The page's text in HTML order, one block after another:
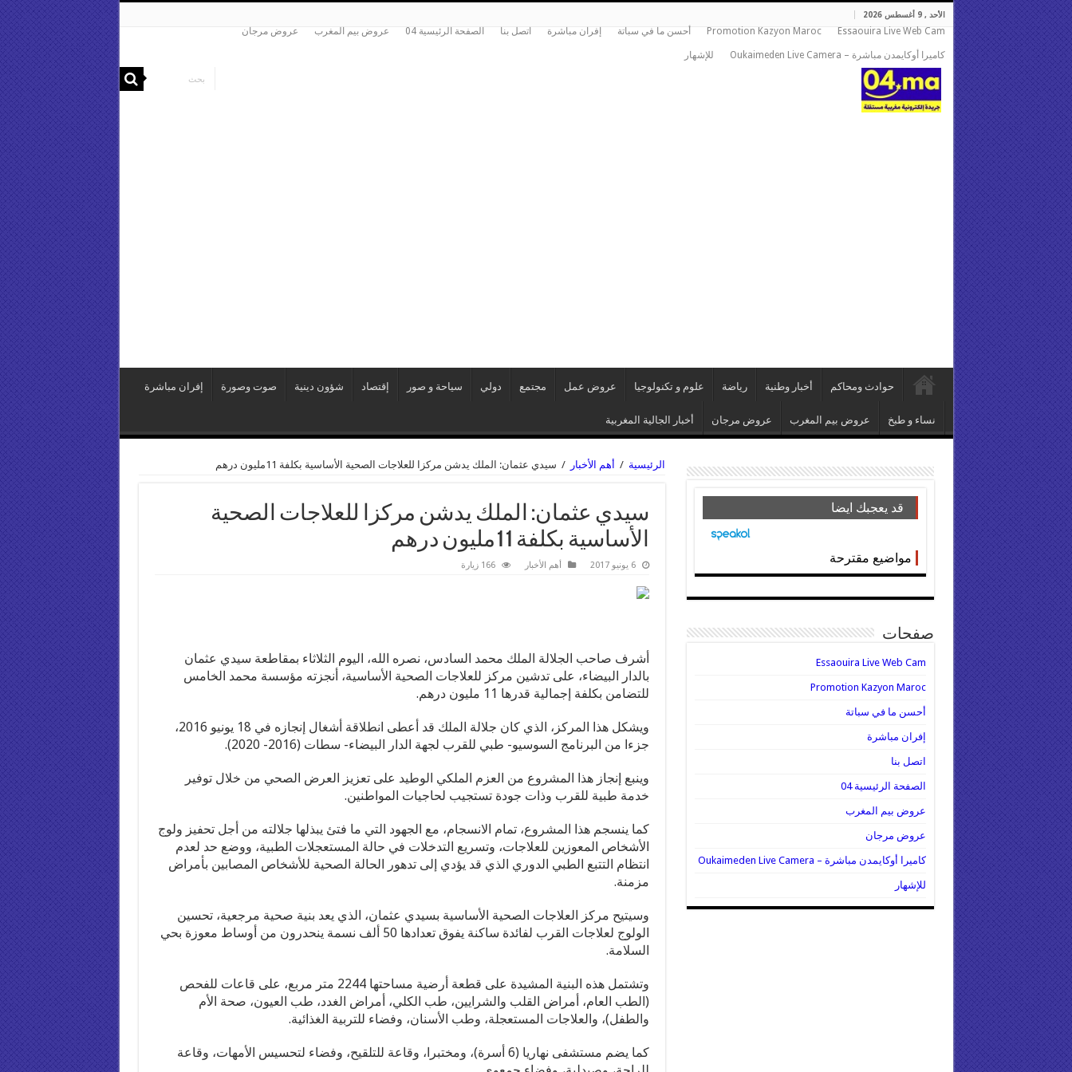
الأحد , 9 أغسطس 2026
Essaouira Live Web Cam
Promotion Kazyon Maroc أحسن ما في سباتة إفران مباشرة اتصل بنا الصفحة الرئيسية 04 عروض بيم المغرب عروض مرجان
كاميرا أوكايمدن مباشرة – Oukaimeden Live Camera للإشهار
حوادث ومحاكم أخبار وطنية رياضة علوم و تكنولوجيا عروض عمل مجتمع دولي سياحة و صور إقتصاد شؤون دينية صوت وصورة إفران مباشرة
نساء و طبخ عروض بيم المغرب عروض مرجان أخبار الجالية المغربية
الرئيسية / أهم الأخبار / سيدي عثمان: الملك يدشن مركزا للعلاجات الصحية الأساسية بكلفة 11مليون درهم
سيدي عثمان: الملك يدشن مركزا للعلاجات الصحية
الأساسية بكلفة 11مليون درهم
6 يونيو 2017 أهم الأخبار 166 زيارة
أشرف صاحب الجلالة الملك محمد السادس، نصره الله، اليوم الثلاثاء بمقاطعة سيدي عثمان
بالدار البيضاء، على تدشين مركز للعلاجات الصحية الأساسية، أنجزته مؤسسة محمد الخامس
للتضامن بكلفة إجمالية قدرها 11 مليون درهم.
ويشكل هذا المركز، الذي كان جلالة الملك قد أعطى انطلاقة أشغال إنجازه في 18 يونيو 2016،
جزءا من البرنامج السوسيو- طبي للقرب لجهة الدار البيضاء- سطات (2016- 2020).
وينبع إنجاز هذا المشروع من العزم الملكي الوطيد على تعزيز العرض الصحي من خلال توفير
خدمة طبية للقرب وذات جودة تستجيب لحاجيات المواطنين.
كما ينسجم هذا المشروع، تمام الانسجام، مع الجهود التي ما فتئ يبذلها جلالته من أجل تحفيز ولوج
الأشخاص المعوزين للعلاجات، وتسريع التدخلات في حالة المستعجلات الطبية، ووضع حد لعدم
انتظام التتبع الطبي الدوري الذي قد يؤدي إلى تدهور الحالة الصحية للأشخاص المصابين بأمراض
مزمنة.
وسيتيح مركز العلاجات الصحية الأساسية بسيدي عثمان، الذي يعد بنية صحية مرجعية، تحسين
الولوج لعلاجات القرب لفائدة ساكنة يفوق تعدادها 50 ألف نسمة ينحدرون من أوساط معوزة بحي
السلامة.
وتشتمل هذه البنية المشيدة على قطعة أرضية مساحتها 2244 متر مربع، على قاعات للفحص
(الطب العام، أمراض القلب والشرايين، طب الكلي، أمراض الغدد، طب العيون، صحة الأم
والطفل)، والعلاجات المستعجلة، وطب الأسنان، وفضاء للتربية الغذائية.
كما يضم مستشفى نهاريا (6 أسرة)، ومختبرا، وقاعة للتلقيح، وفضاء لتحسيس الأمهات، وقاعة
قد يعجبك ايضا
مواضيع مقترحة
صفحات
Essaouira Live Web Cam
Promotion Kazyon Maroc
أحسن ما في سباتة
إفران مباشرة
اتصل بنا
الصفحة الرئيسية 04
عروض بيم المغرب
عروض مرجان
كاميرا أوكايمدن مباشرة – Oukaimeden Live Camera
للإشهار